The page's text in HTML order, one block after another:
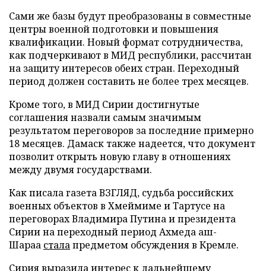
Сами же базы будут преобразованы в совместные
центры военной подготовки и повышения
квалификации. Новый формат сотрудничества,
как подчеркивают в МИД республики, рассчитан
на защиту интересов обеих стран. Переходный
период должен составить не более трех месяцев.
Кроме того, в МИД Сирии достигнутые
соглашения назвали самым значимым
результатом переговоров за последние примерно
18 месяцев. Дамаск также надеется, что документ
позволит открыть новую главу в отношениях
между двумя государствами.
Как писала газета ВЗГЛЯД, судьба российских
военных объектов в Хмеймиме и Тартусе на
переговорах Владимира Путина и президента
Сирии на переходный период Ахмеда аш-
Шараа сталапредметом обсуждения в Кремле.
Сириявыразилаинтерес к дальнейшему